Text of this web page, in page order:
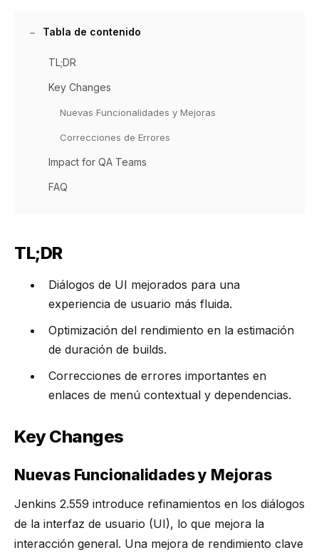
Tabla de contenido
TL;DR
Key Changes
Nuevas Funcionalidades y Mejoras
Correcciones de Errores
Impact for QA Teams
FAQ
TL;DR
Diálogos de UI mejorados para una
experiencia de usuario más fluida.
Optimización del rendimiento en la estimación
de duración de builds.
Correcciones de errores importantes en
enlaces de menú contextual y dependencias.
Key Changes
Nuevas Funcionalidades y Mejoras
Jenkins 2.559 introduce refinamientos en los diálogos
de la interfaz de usuario (UI), lo que mejora la
interacción general. Una mejora de rendimiento clave